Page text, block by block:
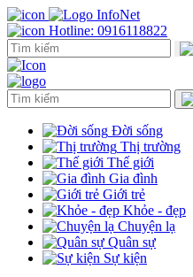
Hotline: 0916118822
Đời sống
Thị trường
Thế giới
Gia đình
Giới trẻ
Khỏe - đẹp
Chuyện lạ
Quân sự
Sự kiện